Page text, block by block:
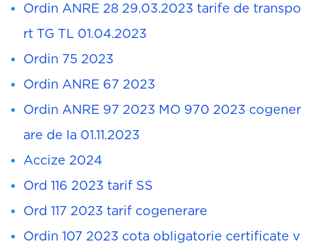
Ordin ANRE 28 29.03.2023 tarife de transpo
rt TG TL 01.04.2023
Ordin 75 2023
Ordin ANRE 67 2023
Ordin ANRE 97 2023 MO 970 2023 cogener
are de la 01.11.2023
Accize 2024
Ord 116 2023 tarif SS
Ord 117 2023 tarif cogenerare
Ordin 107 2023 cota obligatorie certificate v